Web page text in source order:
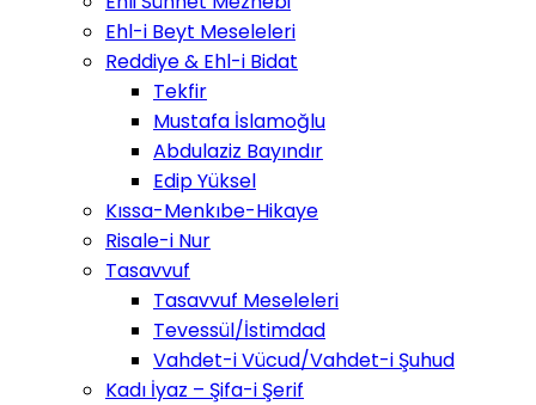
Ehl-i Beyt Meseleleri
Reddiye & Ehl-i Bidat
Tekfir
Mustafa İslamoğlu
Abdulaziz Bayındır
Edip Yüksel
Kıssa-Menkıbe-Hikaye
Risale-i Nur
Tasavvuf
Tasavvuf Meseleleri
Tevessül/İstimdad
Vahdet-i Vücud/Vahdet-i Şuhud
Kadı İyaz – Şifa-i Şerif